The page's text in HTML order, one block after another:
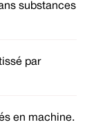
substances
par
en machine.